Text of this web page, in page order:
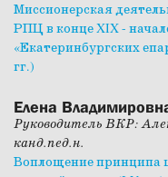
Миссионерская
РПЦ в конце XIX -
«Екатеринбургских
гг.)
Елена
Руководитель ВКР:
канд.пед.н.
Воплощение принципа